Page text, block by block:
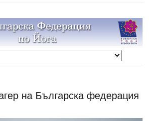
на Българска федерация